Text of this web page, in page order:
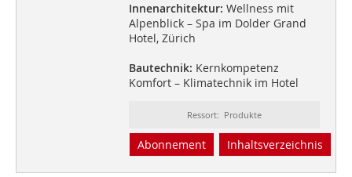
Innenarchitektur: Wellness mit
Alpenblick – Spa im Dolder Grand
Hotel, Zürich
Bautechnik: Kernkompetenz
Komfort – Klimatechnik im Hotel
Ressort: Produkte
Abonnement Inhaltsverzeichnis